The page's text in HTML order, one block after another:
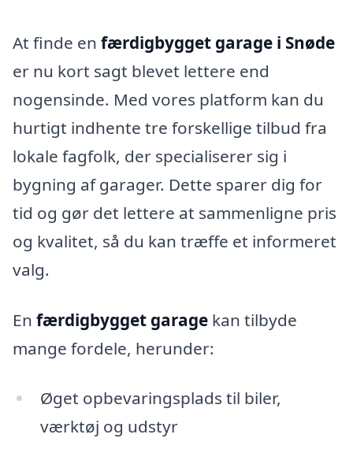
At finde en færdigbygget garage i Snøde
er nu kort sagt blevet lettere end
nogensinde. Med vores platform kan du
hurtigt indhente tre forskellige tilbud fra
lokale fagfolk, der specialiserer sig i
bygning af garager. Dette sparer dig for
tid og gør det lettere at sammenligne pris
og kvalitet, så du kan træffe et informeret
valg.
En færdigbygget garage kan tilbyde
mange fordele, herunder:
Øget opbevaringsplads til biler,
værktøj og udstyr